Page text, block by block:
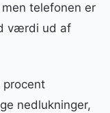
telefonen er
værdi ud af
nedlukninger,